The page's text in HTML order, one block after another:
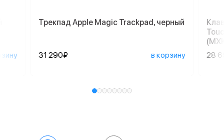
Трекпад Apple Magic Trackpad, черный
31 290₽ в корзину
28